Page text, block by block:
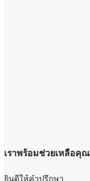
เราพร้อมช่วยเหลือคุณ
ยินดีให้คำปรึกษา